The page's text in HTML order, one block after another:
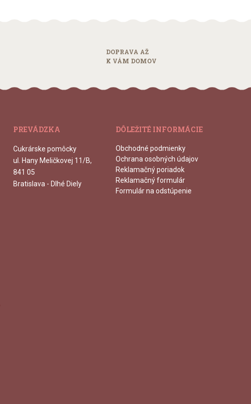
DOPRAVA AŽ
K VÁM DOMOV
PREVÁDZKA
Cukrárske pomôcky
ul. Hany Meličkovej 11/B,
841 05
Bratislava - Dlhé Diely
DÔLEŽITÉ INFORMÁCIE
Obchodné podmienky
Ochrana osobných údajov
Reklamačný poriadok
Reklamačný formulár
Formulár na odstúpenie